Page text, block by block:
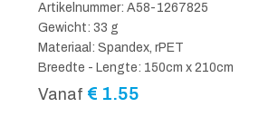
Artikelnummer: A58-1267825
Gewicht: 33 g
Materiaal: Spandex, rPET
Breedte - Lengte: 150cm x 210cm
Vanaf € 1.55